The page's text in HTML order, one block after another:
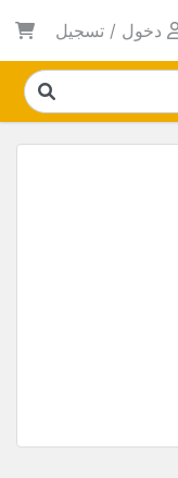
دخول / تسجيل